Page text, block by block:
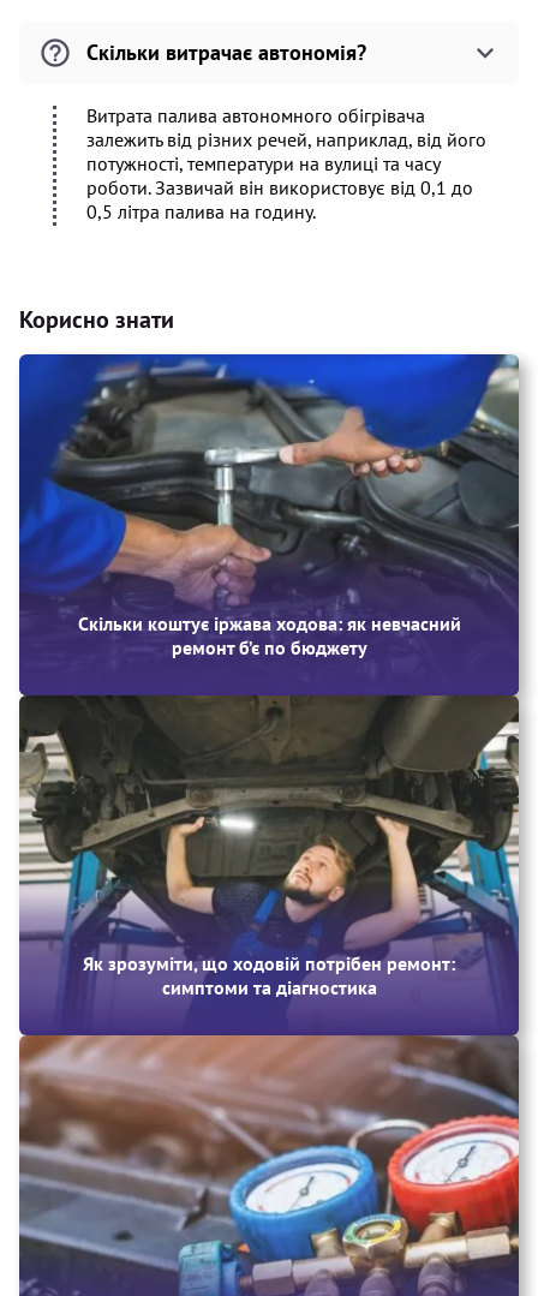
Скільки витрачає автономія?
Витрата палива автономного обігрівача
залежить від різних речей, наприклад, від його
потужності, температури на вулиці та часу
роботи. Зазвичай він використовує від 0,1 до
0,5 літра палива на годину.
Корисно знати
Скільки коштує іржава ходова: як невчасний
ремонт б’є по бюджету
Як зрозуміти, що ходовій потрібен ремонт:
симптоми та діагностика